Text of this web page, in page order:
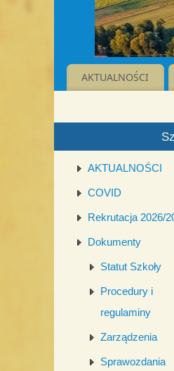
AKTUALNOŚCI
AKTUALNOŚCI
COVID
Rekrutacja 2026/
Dokumenty
Statut Szkoły
Procedury i
regulaminy
Zarządzenia
Sprawozdania